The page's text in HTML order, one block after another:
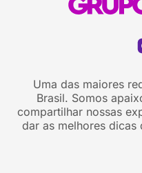
Uma das maiores
Brasil. Somos
compartilhar nossas
dar as melhores dicas